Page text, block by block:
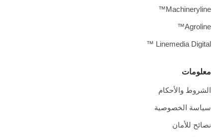
معلومات
الشروط والأحكام
سياسة الخصوصية
نصائح للأمان
Machineryline™
Agroline™
Linemedia Digital ™